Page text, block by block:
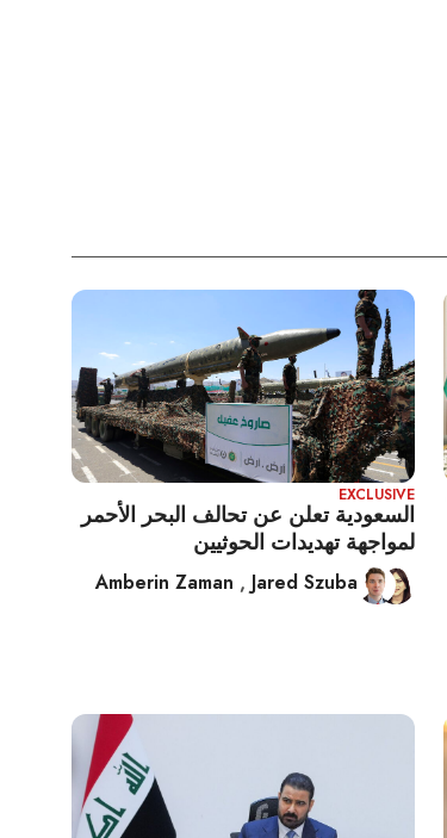
EXCLUSIVE
السعودية تعلن عن تحالف البحر الأحمر
لمواجهة تهديدات الحوثيين
Amberin Zaman , Jared Szuba